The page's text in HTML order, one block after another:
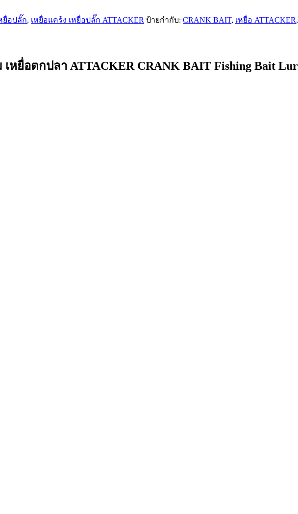
ยื่อปลั๊ก, เหยื่อแคร้ง เหยื่อปลั๊ก ATTACKER ป้ายกำกับ: CRANK BAIT, เหยื่อ ATTACKER,
เหยื่อตกปลา ATTACKER CRANK BAIT Fishing Bait